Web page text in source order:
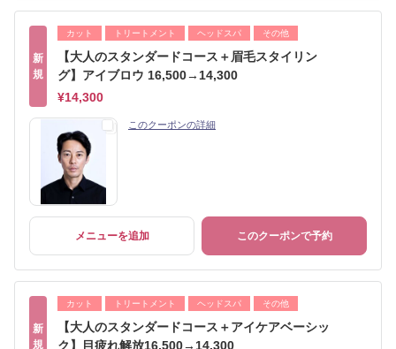
新
規
カット トリートメント ヘッドスパ その他
【大人のスタンダードコース＋眉毛スタイリン
グ】アイブロウ 16,500→14,300
¥14,300
このクーポンの詳細
メニューを追加 このクーポンで予約
新
規
カット トリートメント ヘッドスパ その他
【大人のスタンダードコース＋アイケアベーシッ
ク】目疲れ解放16,500→14,300